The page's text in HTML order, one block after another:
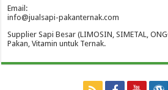
Email:
info@jualsapi-pakanternak.com
Supplier Sapi Besar (LIMOSIN, SIMETAL,
Pakan, Vitamin untuk Ternak.